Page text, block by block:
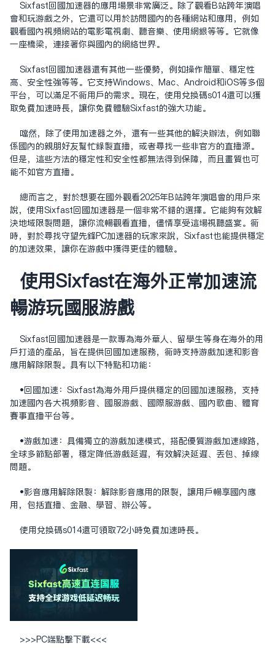
Sixfast回国加速器的应用场景非常广泛。除了观看B站跨年演唱
会和玩游戏之外，它还可以用于访问国内的各种网站和应用，例如
观看国内视频网站的电影电视剧、听音乐、使用网银等等。它就像
一座桥梁，连接着你与国内的网络世界。
Sixfast回国加速器还有其他一些优势，例如操作简单、稳定性
高、安全性强等等。它支持Windows、Mac、Android和iOS等多个
平台，可以满足不同用户的需求。现在，使用兑换码s014还可以获
取免费加速时长，让你免费体验Sixfast的强大功能。
当然，除了使用加速器之外，还有一些其他的解决办法，例如联
系国内的亲朋好友帮忙录制直播，或者寻找一些非官方的直播源。
但是，这些方法的稳定性和安全性都无法得到保障，而且画质也可
能不如官方直播。
总而言之，对于想要在国外观看2025年B站跨年演唱会的用户来
说，使用Sixfast回国加速器是一个非常不错的选择。它能够有效解
决地域限制问题，让你流畅观看直播，尽情享受这场视听盛宴。同
时，对于寻找守望先锋PC加速器的玩家来说，Sixfast也能提供稳定
的加速效果，让你在游戏中获得更佳的体验。
使用Sixfast在海外正常加速流
畅游玩国服游戏
‌Sixfast回国加速器‌是一款专为海外华人、留学生等身在海外的用
户打造的产品，旨在提供回国加速服务，同时支持游戏加速和影音
应用解除限制。具有以下特点和功能：
•‌回国加速‌：Sixfast为海外用户提供稳定的回国加速服务，支持
加速国内各大视频影音、国服游戏、国际服游戏、国内歌曲、体育
赛事直播平台等。
•‌游戏加速‌：具备独立的游戏加速模式，搭配优质游戏加速线路，
全球多节点部署，稳定降低游戏延迟，有效解决延迟、丢包、掉线
问题。
•‌影音应用解除限制‌：解除影音应用的限制，让用户畅享国内应
用，包括直播、金融、学习、办公等。
使用兑换码s014还可领取72小时免费加速时长。
>>>PC端点击下载<<<